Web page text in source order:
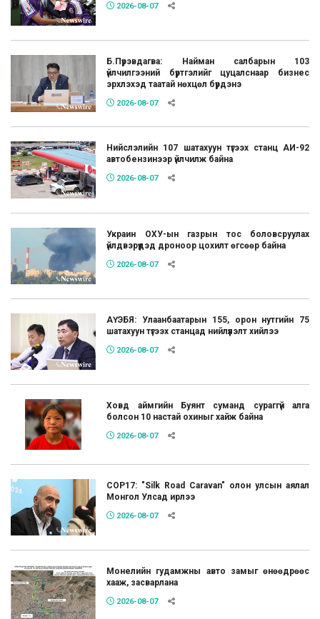
2026-08-07
Б.Пүрэвдагва: Найман салбарын 103
үйлчилгээний бүртгэлийг цуцалснаар бизнес
эрхлэхэд таатай нөхцөл бүрдэнэ
2026-08-07
Нийслэлийн 107 шатахуун түгээх станц АИ-92
автобензинээр үйлчилж байна
2026-08-07
Украин ОХУ-ын газрын тос боловсруулах
үйлдвэрүүдэд дроноор цохилт өгсөөр байна
2026-08-07
АҮЭБЯ: Улаанбаатарын 155, орон нутгийн 75
шатахуун түгээх станцад нийлүүлэлт хийлээ
2026-08-07
Ховд аймгийн Буянт суманд сураггүй алга
болсон 10 настай охиныг хайж байна
2026-08-07
COP17: "Silk Road Caravan" олон улсын аялал
Монгол Улсад ирлээ
2026-08-07
Монелийн гудамжны авто замыг өнөөдрөөс
хааж, засварлана
2026-08-07